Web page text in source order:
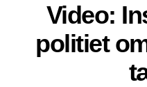
Video:
politiet